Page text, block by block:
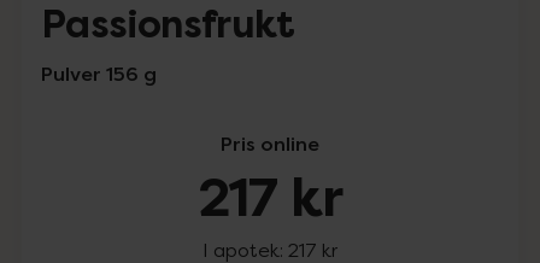
Passionsfrukt
Pulver 156 g
Pris online
217 kr
I apotek: 217 kr